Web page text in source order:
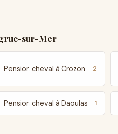
sur-Mer
Pension cheval à Crozon 2
Pension cheval à Daoulas 1